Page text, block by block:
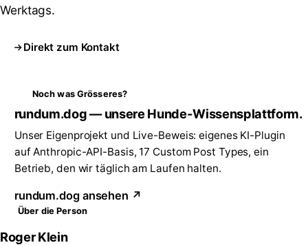
Werktags.
Direkt zum Kontakt
Noch was Grösseres?
rundum.dog — unsere Hunde-Wissensplattform.
Unser Eigenprojekt und Live-Beweis: eigenes KI-Plugin
auf Anthropic-API-Basis, 17 Custom Post Types, ein
Betrieb, den wir täglich am Laufen halten.
rundum.dog ansehen ↗
Über die Person
Roger Klein